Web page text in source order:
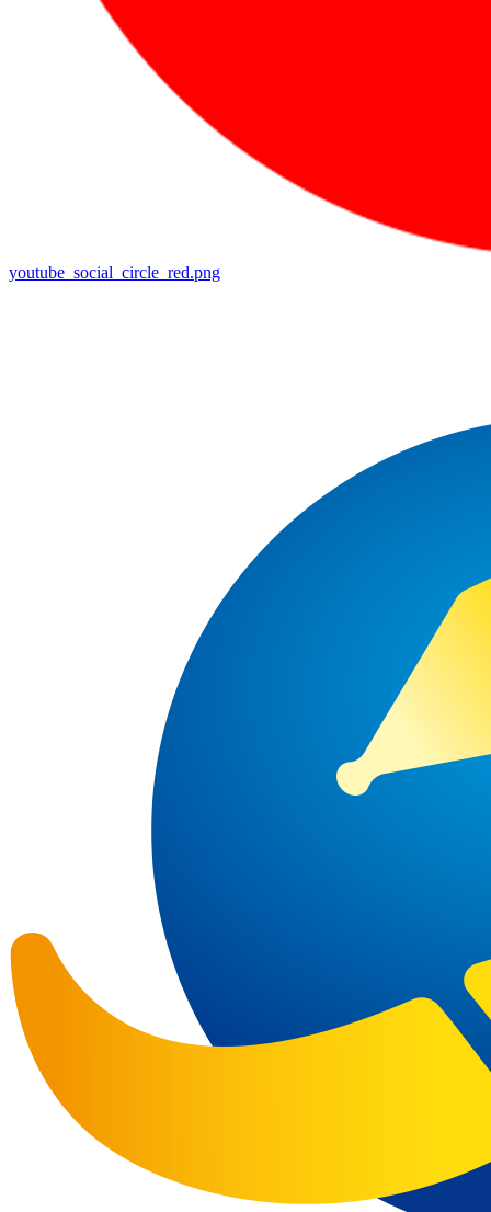
youtube_social_circle_red.png